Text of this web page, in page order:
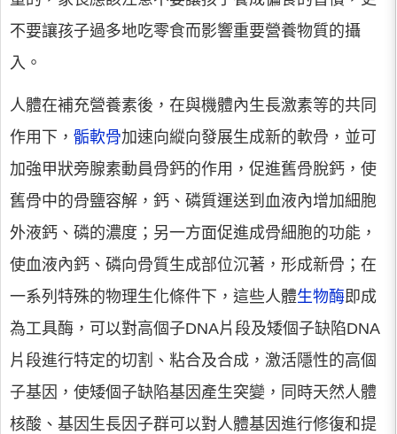
不要讓孩子過多地吃零食而影響重要營養物質的攝
入。
人體在補充營養素後，在與機體內生長激素等的共同
作用下， 骺軟骨加速向縱向發展生成新的軟骨，並可
加強甲狀旁腺素動員骨鈣的作用，促進舊骨脫鈣，使
舊骨中的骨鹽容解，鈣、磷質運送到血液內增加細胞
外液鈣、磷的濃度；另一方面促進成骨細胞的功能，
使血液內鈣、磷向骨質生成部位沉著，形成新骨；在
一系列特殊的物理生化條件下，這些人體生物酶即成
為工具酶，可以對高個子DNA片段及矮個子缺陷DNA
片段進行特定的切割、粘合及合成，激活隱性的高個
子基因，使矮個子缺陷基因產生突變，同時天然人體
核酸、基因生長因子群可以對人體基因進行修復和提